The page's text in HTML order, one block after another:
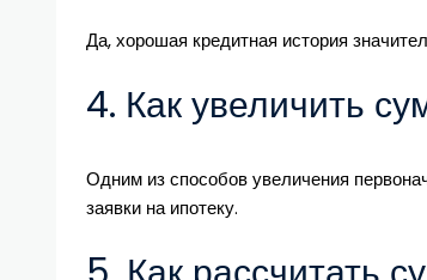
Да, хорошая кредитная история
4. Как увеличить
Одним из способов увеличения
заявки на ипотеку.